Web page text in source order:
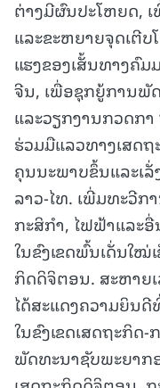
ຕ່າງມີຜົນປະໂຫຍດ,
ແລະຂະຫຍາຍຈຸດເຕີບ
ແຮງຂອງເສັ້ນທາງຄົ
ຈີນ, ເພື່ອຊຸກຍູ້ການພັ
ແລະວຽກງານກວດກາ
ຮ່ວມມືແລວທາງເສດ
ຄຸນນະພາບຂຶ້ນແລະເ
ລາວ-ໄທ. ເພີ່ມທະວີກ
ກະສິກຳ, ໄຟຟ້າແລະ
ໃນຂົງເຂດພົ້ນເດັ່ນໃໝ່
ກິດດິຈິຕອນ. ສະຫາຍ
ໄດ້ສະແດງຄວາມຍິນ
ໃນຂົງເຂດເສດຖະກິດ
ພັດທະນາຊັບພະຍາກ